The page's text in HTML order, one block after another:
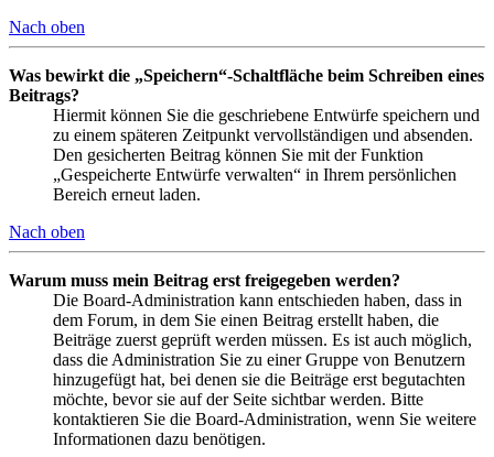
Nach oben
Was bewirkt die „Speichern“-Schaltfläche beim Schreiben eines
Beitrags?
Hiermit können Sie die geschriebene Entwürfe speichern und
zu einem späteren Zeitpunkt vervollständigen und absenden.
Den gesicherten Beitrag können Sie mit der Funktion
„Gespeicherte Entwürfe verwalten“ in Ihrem persönlichen
Bereich erneut laden.
Nach oben
Warum muss mein Beitrag erst freigegeben werden?
Die Board-Administration kann entschieden haben, dass in
dem Forum, in dem Sie einen Beitrag erstellt haben, die
Beiträge zuerst geprüft werden müssen. Es ist auch möglich,
dass die Administration Sie zu einer Gruppe von Benutzern
hinzugefügt hat, bei denen sie die Beiträge erst begutachten
möchte, bevor sie auf der Seite sichtbar werden. Bitte
kontaktieren Sie die Board-Administration, wenn Sie weitere
Informationen dazu benötigen.